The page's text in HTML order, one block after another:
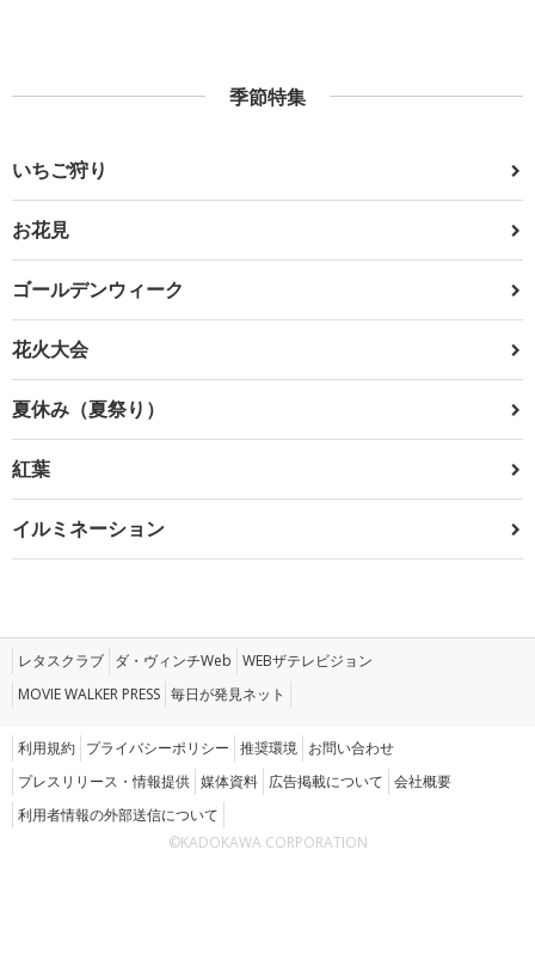
季節特集
いちご狩り
お花見
ゴールデンウィーク
花火大会
夏休み（夏祭り）
紅葉
イルミネーション
レタスクラブ ダ・ヴィンチWeb WEBザテレビジョン
MOVIE WALKER PRESS 毎日が発見ネット
利用規約 プライバシーポリシー 推奨環境 お問い合わせ
プレスリリース・情報提供 媒体資料 広告掲載について 会社概要
利用者情報の外部送信について
©KADOKAWA CORPORATION